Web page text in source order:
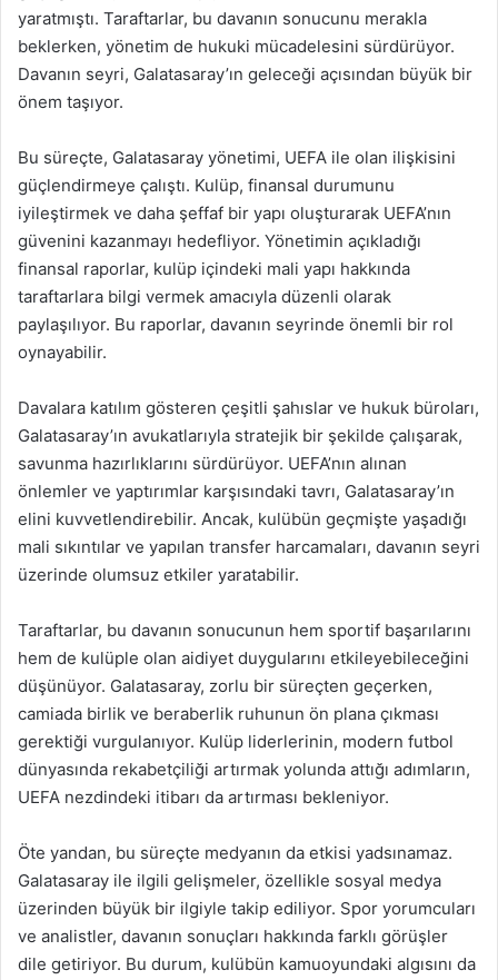
yaratmıştı. Taraftarlar, bu davanın sonucunu merakla
beklerken, yönetim de hukuki mücadelesini sürdürüyor.
Davanın seyri, Galatasaray’ın geleceği açısından büyük bir
önem taşıyor.
Bu süreçte, Galatasaray yönetimi, UEFA ile olan ilişkisini
güçlendirmeye çalıştı. Kulüp, finansal durumunu
iyileştirmek ve daha şeffaf bir yapı oluşturarak UEFA’nın
güvenini kazanmayı hedefliyor. Yönetimin açıkladığı
finansal raporlar, kulüp içindeki mali yapı hakkında
taraftarlara bilgi vermek amacıyla düzenli olarak
paylaşılıyor. Bu raporlar, davanın seyrinde önemli bir rol
oynayabilir.
Davalara katılım gösteren çeşitli şahıslar ve hukuk büroları,
Galatasaray’ın avukatlarıyla stratejik bir şekilde çalışarak,
savunma hazırlıklarını sürdürüyor. UEFA’nın alınan
önlemler ve yaptırımlar karşısındaki tavrı, Galatasaray’ın
elini kuvvetlendirebilir. Ancak, kulübün geçmişte yaşadığı
mali sıkıntılar ve yapılan transfer harcamaları, davanın seyri
üzerinde olumsuz etkiler yaratabilir.
Taraftarlar, bu davanın sonucunun hem sportif başarılarını
hem de kulüple olan aidiyet duygularını etkileyebileceğini
düşünüyor. Galatasaray, zorlu bir süreçten geçerken,
camiada birlik ve beraberlik ruhunun ön plana çıkması
gerektiği vurgulanıyor. Kulüp liderlerinin, modern futbol
dünyasında rekabetçiliği artırmak yolunda attığı adımların,
UEFA nezdindeki itibarı da artırması bekleniyor.
Öte yandan, bu süreçte medyanın da etkisi yadsınamaz.
Galatasaray ile ilgili gelişmeler, özellikle sosyal medya
üzerinden büyük bir ilgiyle takip ediliyor. Spor yorumcuları
ve analistler, davanın sonuçları hakkında farklı görüşler
dile getiriyor. Bu durum, kulübün kamuoyundaki algısını da